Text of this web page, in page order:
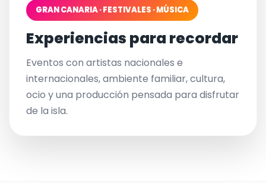
GRAN CANARIA · FESTIVALES · MÚSICA
Experiencias para recordar
Eventos con artistas nacionales e
internacionales, ambiente familiar, cultura,
ocio y una producción pensada para disfrutar
de la isla.